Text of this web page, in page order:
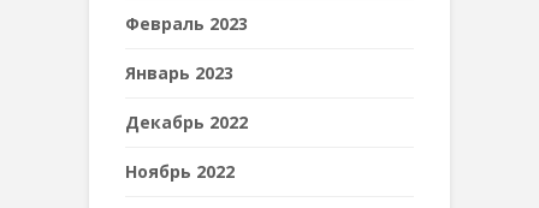
Февраль 2023
Январь 2023
Декабрь 2022
Ноябрь 2022